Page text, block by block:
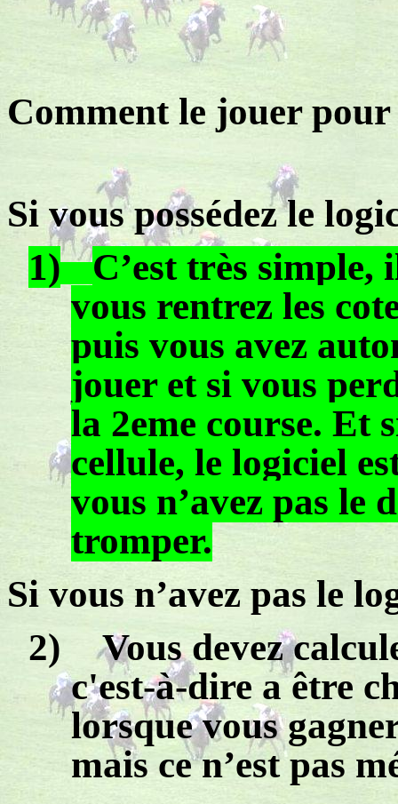
Comment le jouer
Si vous possédez le
1)
C’est très
vous rentrez les
puis vous avez
jouer et si vous
la 2eme course. Et
cellule, le logiciel
vous n’avez pas le
tromper.
Si vous n’avez pas le
2)
Vous devez
c'est-à-dire aêtre
lorsque vous
mais ce n’est pas